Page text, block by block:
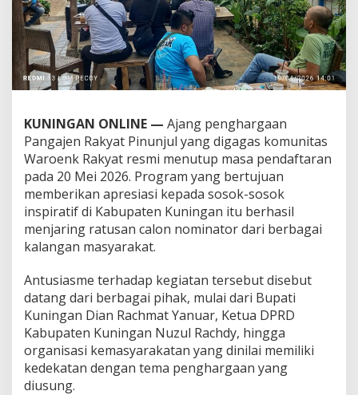
KUNINGAN ONLINE — Ajang penghargaan
Pangajen Rakyat Pinunjul yang digagas komunitas
Waroenk Rakyat resmi menutup masa pendaftaran
pada 20 Mei 2026. Program yang bertujuan
memberikan apresiasi kepada sosok-sosok
inspiratif di Kabupaten Kuningan itu berhasil
menjaring ratusan calon nominator dari berbagai
kalangan masyarakat.
Antusiasme terhadap kegiatan tersebut disebut
datang dari berbagai pihak, mulai dari Bupati
Kuningan Dian Rachmat Yanuar, Ketua DPRD
Kabupaten Kuningan Nuzul Rachdy, hingga
organisasi kemasyarakatan yang dinilai memiliki
kedekatan dengan tema penghargaan yang
diusung.